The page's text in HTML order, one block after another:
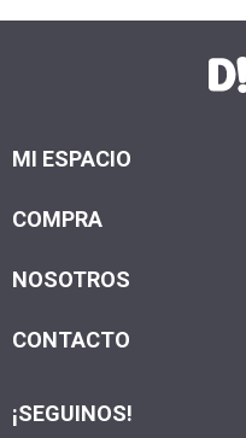
MI ESPACIO
COMPRA
NOSOTROS
CONTACTO
¡SEGUINOS!